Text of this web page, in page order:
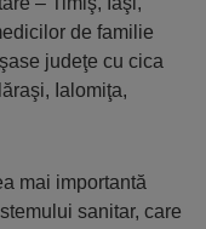
de familie
ju­deţe cu cica
Ialomiţa,
mai importantă
sanitar, care